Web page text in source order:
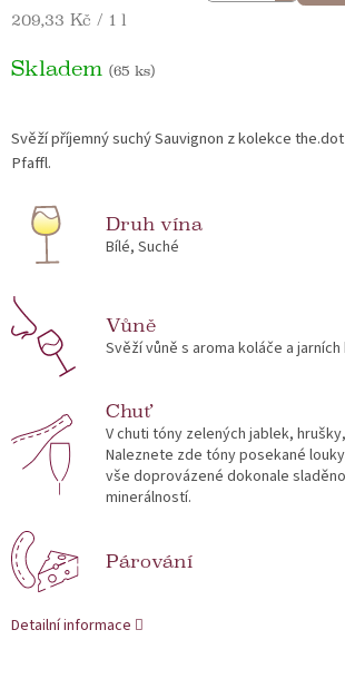
Měrná cena:
209,33 Kč / 1 l
Skladem (65 ks)
Svěží příjemný suchý Sauvignon z kolekce
Pfaffl.
Druh vína
Bílé, Suché
Vůně
Svěží vůně s aroma koláče a
Chuť
V chuti tóny zelených jablek,
Naleznete zde tóny posekané
vše doprovázené dokonale
minerálností.
Párování
Detailní informace